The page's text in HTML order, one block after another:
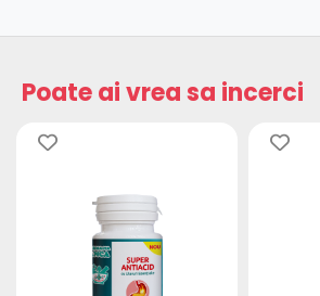
Poate ai vrea sa incerci